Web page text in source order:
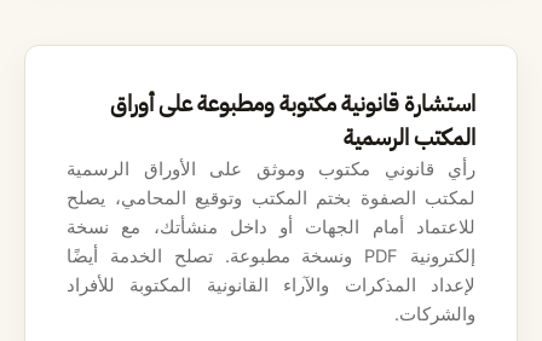
ي
و
:
5
0
0
ي
ه
و
:
4
6
استشارة قانونية مكتوبة ومطبوعة على أوراق
المكتب الرسمية
رأي قانوني مكتوب وموثق على الأوراق الرسمية
لمكتب الصفوة بختم المكتب وتوقيع المحامي، يصلح
للاعتماد أمام الجهات أو داخل منشأتك، مع نسخة
إلكترونية PDF ونسخة مطبوعة. تصلح الخدمة أيضًا
لإعداد المذكرات والآراء القانونية المكتوبة للأفراد
والشركات.